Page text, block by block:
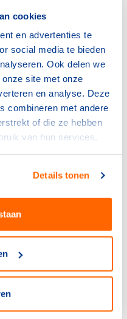
cookies
en advertenties te
social media te bieden
Ook delen we
site met onze
en analyse. Deze
combineren met andere
of die ze hebben
van hun services.
Details tonen
de NOS en zijn alle
NOS.’’
ploeg heeft de
‘’Bij het zien van
tijdens de Olympische
zelf daar te zitten. Ik
geldt. Ik hoop dat
krijgt."
plaats van 24 augustus